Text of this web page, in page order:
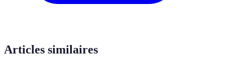
Articles similaires